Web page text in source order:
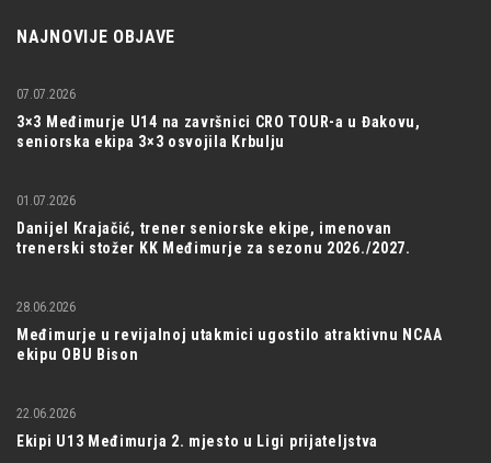
NAJNOVIJE OBJAVE
3×3 Međimurje U14 na završnici CRO TOUR-a u Đakovu,
seniorska ekipa 3×3 osvojila Krbulju
07.07.2026
Danijel Krajačić, trener seniorske ekipe, imenovan
trenerski stožer KK Međimurje za sezonu 2026./2027.
01.07.2026
Međimurje u revijalnoj utakmici ugostilo atraktivnu NCAA
ekipu OBU Bison
28.06.2026
Ekipi U13 Međimurja 2. mjesto u Ligi prijateljstva
22.06.2026